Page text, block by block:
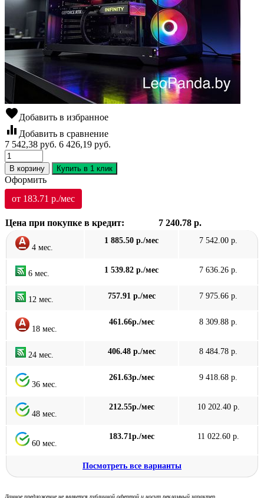
favoriteДобавить в избранное
equalizer Добавить в сравнение
7 542,38 руб. 6 426,19 руб.
В корзину Купить в 1 клик
Оформить
от 183.71 р./мес
Цена при покупке в кредит: 7 240.78 р.
4 мес.
1 885.50 р./мес 7 542.00 р.
6 мес. 1 539.82 р./мес 7 636.26 р.
12 мес. 757.91 р./мес 7 975.66 р.
18 мес.
461.66р./мес 8 309.88 р.
24 мес. 406.48 р./мес 8 484.78 р.
36 мес.
261.63р./мес 9 418.68 р.
48 мес.
212.55р./мес 10 202.40 р.
60 мес.
183.71р./мес 11 022.60 р.
Посмотреть все варианты
Данное предложение не является публичной офертой и носит рекламный характер.